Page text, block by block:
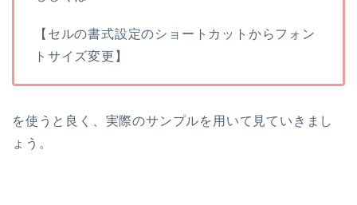
【セルの書式設定のショートカットからフォン
トサイズ変更】
を使うと良く、実際のサンプルを用いて見ていきまし
ょう。